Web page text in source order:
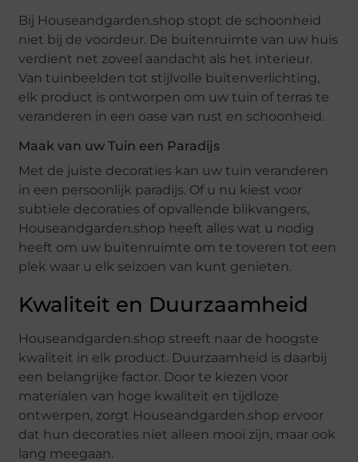
Bij Houseandgarden.shop stopt de schoonheid
niet bij de voordeur. De buitenruimte van uw huis
verdient net zoveel aandacht als het interieur.
Van tuinbeelden tot stijlvolle buitenverlichting,
elk product is ontworpen om uw tuin of terras te
veranderen in een oase van rust en schoonheid.
Maak van uw Tuin een Paradijs
Met de juiste decoraties kan uw tuin veranderen
in een persoonlijk paradijs. Of u nu kiest voor
subtiele decoraties of opvallende blikvangers,
Houseandgarden.shop heeft alles wat u nodig
heeft om uw buitenruimte om te toveren tot een
plek waar u elk seizoen van kunt genieten.
Kwaliteit en Duurzaamheid
Houseandgarden.shop streeft naar de hoogste
kwaliteit in elk product. Duurzaamheid is daarbij
een belangrijke factor. Door te kiezen voor
materialen van hoge kwaliteit en tijdloze
ontwerpen, zorgt Houseandgarden.shop ervoor
dat hun decoraties niet alleen mooi zijn, maar ook
lang meegaan.